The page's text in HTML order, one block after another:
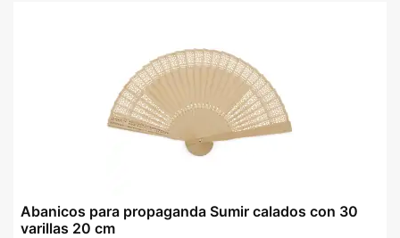
Abanicos para propaganda Sumir calados con 30
varillas 20 cm